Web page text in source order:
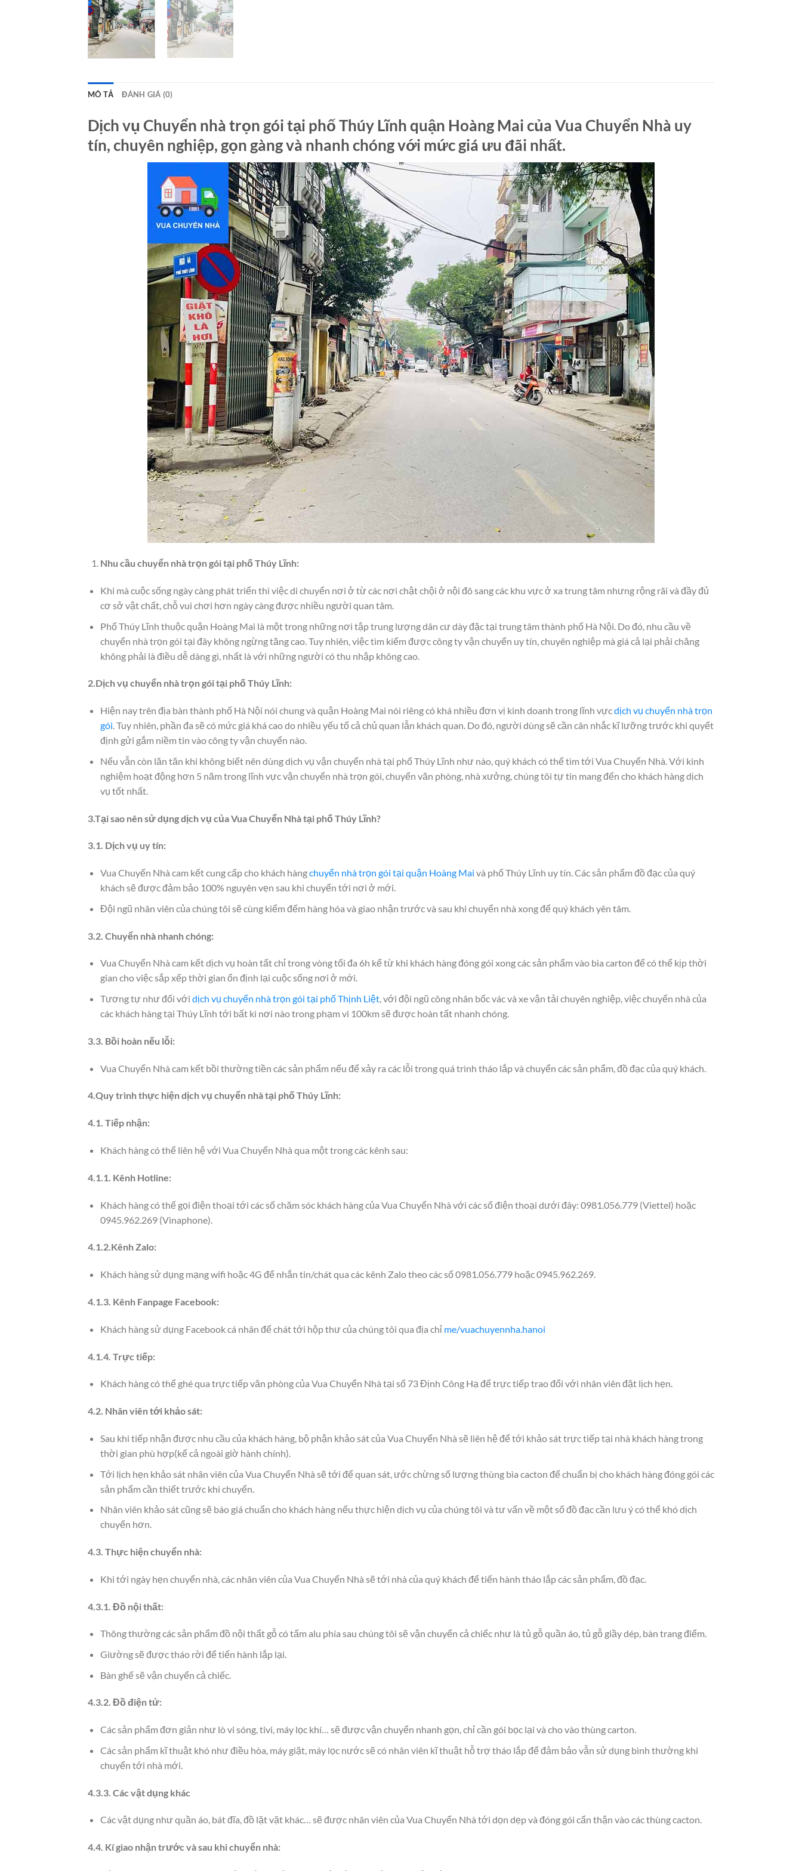
MÔ TẢ ĐÁNH GIÁ (0)
Dịch vụ Chuyển nhà trọn gói tại phố Thúy Lĩnh quận Hoàng Mai của Vua Chuyển Nhà uy
tín, chuyên nghiệp, gọn gàng và nhanh chóng với mức giá ưu đãi nhất.
Nhu cầu chuyển nhà trọn gói tại phố Thúy Lĩnh:
Khi mà cuộc sống ngày càng phát triển thì việc di chuyển nơi ở từ các nơi chật chội ở nội đô sang các khu vực ở xa trung tâm nhưng rộng rãi và đầy đủ
cơ sở vật chất, chỗ vui chơi hơn ngày càng được nhiều người quan tâm.
Phố Thúy Lĩnh thuộc quận Hoàng Mai là một trong những nơi tập trung lượng dân cư dày đặc tại trung tâm thành phố Hà Nội. Do đó, nhu cầu về
chuyển nhà trọn gói tại đây không ngừng tăng cao. Tuy nhiên, việc tìm kiếm được công ty vận chuyển uy tín, chuyên nghiệp mà giá cả lại phải chăng
không phải là điều dễ dàng gì, nhất là với những người có thu nhập không cao.
2.Dịch vụ chuyển nhà trọn gói tại phố Thúy Lĩnh:
Hiện nay trên địa bàn thành phố Hà Nội nói chung và quận Hoàng Mai nói riêng có khá nhiều đơn vị kinh doanh trong lĩnh vựcdịch vụ chuyển nhà trọn
gói. Tuy nhiên, phần đa sẽ có mức giá khá cao do nhiều yếu tố cả chủ quan lẫn khách quan. Do đó, người dùng sẽ cần cân nhắc kĩ lưỡng trước khi quyết
định gửi gắm niềm tin vào công ty vận chuyển nào.
Nếu vẫn còn lăn tăn khi không biết nên dùng dịch vụ vận chuyển nhà tại phố Thúy Lĩnh như nào, quý khách có thể tìm tới Vua Chuyển Nhà. Với kinh
nghiệm hoạt động hơn 5 năm trong lĩnh vực vận chuyển nhà trọn gói, chuyển văn phòng, nhà xưởng, chúng tôi tự tin mang đến cho khách hàng dịch
vụ tốt nhất.
3.Tại sao nên sử dụng dịch vụ của Vua Chuyển Nhà tại phố Thúy Lĩnh?
3.1. Dịch vụ uy tín:
Vua Chuyển Nhà cam kết cung cấp cho khách hàngchuyển nhà trọn gói tại quận Hoàng Mai và phố Thúy Lĩnh uy tín. Các sản phẩm đồ đạc của quý
khách sẽ được đảm bảo 100% nguyên vẹn sau khi chuyển tới nơi ở mới.
Đội ngũ nhân viên của chúng tôi sẽ cùng kiểm đếm hàng hóa và giao nhận trước và sau khi chuyển nhà xong để quý khách yên tâm.
3.2. Chuyển nhà nhanh chóng:
Vua Chuyển Nhà cam kết dịch vụ hoàn tất chỉ trong vòng tối đa 6h kể từ khi khách hàng đóng gói xong các sản phẩm vào bìa carton để có thể kịp thời
gian cho việc sắp xếp thời gian ổn định lại cuộc sống nơi ở mới.
Tương tự như đối với dịch vụ chuyển nhà trọn gói tại phố Thịnh Liệt, với đội ngũ công nhân bốc vác và xe vận tải chuyên nghiệp, việc chuyển nhà của
các khách hàng tại Thúy Lĩnh tới bất kì nơi nào trong phạm vi 100km sẽ được hoàn tất nhanh chóng.
3.3. Bồi hoàn nếu lỗi:
Vua Chuyển Nhà cam kết bồi thường tiền các sản phẩm nếu để xảy ra các lỗi trong quá trình tháo lắp và chuyển các sản phẩm, đồ đạc của quý khách.
4.Quy trình thực hiện dịch vụ chuyển nhà tại phố Thúy Lĩnh:
4.1. Tiếp nhận:
Khách hàng có thể liên hệ với Vua Chuyển Nhà qua một trong các kênh sau:
4.1.1. Kênh Hotline:
Khách hàng có thể gọi điện thoại tới các số chăm sóc khách hàng của Vua Chuyển Nhà với các số điện thoại dưới đây: 0981.056.779 (Viettel) hoặc
0945.962.269 (Vinaphone).
4.1.2.Kênh Zalo:
Khách hàng sử dụng mạng wifi hoặc 4G để nhắn tin/chát qua các kênh Zalo theo các số 0981.056.779 hoặc 0945.962.269.
4.1.3. Kênh Fanpage Facebook:
Khách hàng sử dụng Facebook cá nhân để chát tới hộp thư của chúng tôi qua địa chỉ me/vuachuyennha.hanoi
4.1.4. Trực tiếp:
Khách hàng có thể ghé qua trực tiếp văn phòng của Vua Chuyển Nhà tại số 73 Định Công Hạ để trực tiếp trao đổi với nhân viên đặt lịch hẹn.
4.2. Nhân viên tới khảo sát:
Sau khi tiếp nhận được nhu cầu của khách hàng, bộ phận khảo sát của Vua Chuyển Nhà sẽ liên hệ để tới khảo sát trực tiếp tại nhà khách hàng trong
thời gian phù hợp(kể cả ngoài giờ hành chính).
Tới lịch hẹn khảo sát nhân viên của Vua Chuyển Nhà sẽ tới để quan sát, ước chừng số lượng thùng bìa cacton để chuẩn bị cho khách hàng đóng gói các
sản phẩm cần thiết trước khi chuyển.
Nhân viên khảo sát cũng sẽ báo giá chuẩn cho khách hàng nếu thực hiện dịch vụ của chúng tôi và tư vấn về một số đồ đạc cần lưu ý có thể khó dịch
chuyển hơn.
4.3. Thực hiện chuyển nhà:
Khi tới ngày hẹn chuyển nhà, các nhân viên của Vua Chuyển Nhà sẽ tới nhà của quý khách để tiến hành tháo lắp các sản phẩm, đồ đạc.
4.3.1. Đồ nội thất:
Thông thường các sản phẩm đồ nội thất gỗ có tấm alu phía sau chúng tôi sẽ vận chuyển cả chiếc như là tủ gỗ quần áo, tủ gỗ giầy dép, bàn trang điểm.
Giường sẽ được tháo rời để tiến hành lắp lại.
Bàn ghế sẽ vận chuyển cả chiếc.
4.3.2. Đồ điện tử:
Các sản phẩm đơn giản như lò vi sóng, tivi, máy lọc khí… sẽ được vận chuyển nhanh gọn, chỉ cần gói bọc lại và cho vào thùng carton.
Các sản phẩm kĩ thuật khó như điều hòa, máy giặt, máy lọc nước sẽ có nhân viên kĩ thuật hỗ trợ tháo lắp để đảm bảo vẫn sử dụng bình thường khi
chuyển tới nhà mới.
4.3.3. Các vật dụng khác
Các vật dụng như quần áo, bát đĩa, đồ lặt vặt khác… sẽ được nhân viên của Vua Chuyển Nhà tới dọn dẹp và đóng gói cẩn thận vào các thùng cacton.
4.4. Kí giao nhận trước và sau khi chuyển nhà: